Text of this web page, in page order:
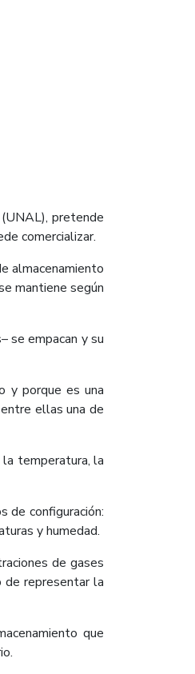
pretende
comercializar.
almacenamiento
mantiene según
se empacan y su
y porque es una
ellas una de
la temperatura, la
de configuración:
y humedad.
de gases
de representar la
que